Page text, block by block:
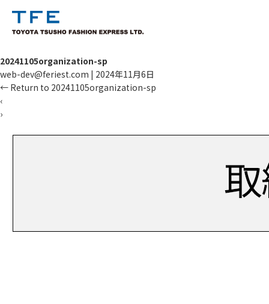
20241105organization-sp
web-dev@feriest.com | 2024年11月6日
← Return to 20241105organization-sp
‹
›